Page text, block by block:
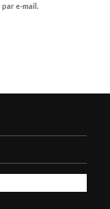
e-mail.